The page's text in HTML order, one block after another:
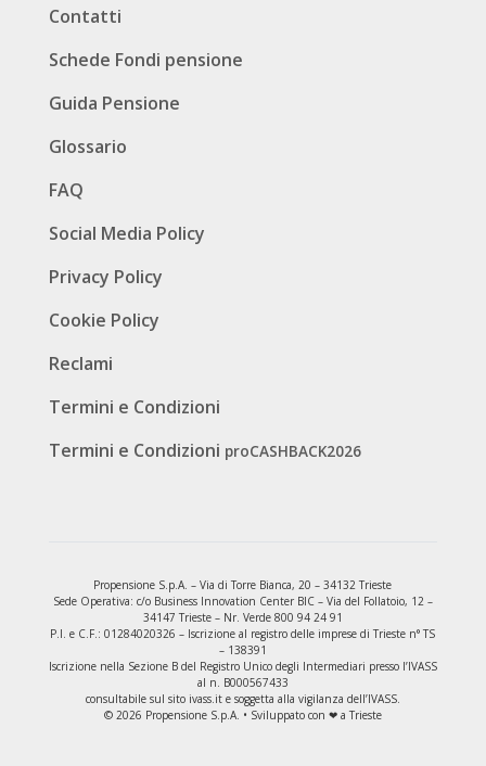
Contatti
Schede Fondi pensione
Guida Pensione
Glossario
FAQ
Social Media Policy
Privacy Policy
Cookie Policy
Reclami
Termini e Condizioni
Termini e Condizioni proCASHBACK2026
Propensione S.p.A. – Via di Torre Bianca, 20 – 34132 Trieste
Sede Operativa: c/o Business Innovation Center BIC – Via del Follatoio, 12 –
34147 Trieste – Nr. Verde 800 94 24 91
P.I. e C.F.: 01284020326 – Iscrizione al registro delle imprese di Trieste n° TS
– 138391
Iscrizione nella Sezione B del Registro Unico degli Intermediari presso l’IVASS
al n. B000567433
consultabile sul sito ivass.it e soggetta alla vigilanza dell’IVASS.
© 2026 Propensione S.p.A. • Sviluppato con ❤ a Trieste